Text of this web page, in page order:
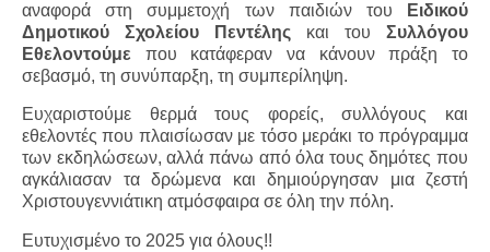
αναφορά στη συμμετοχή των παιδιών του
Ειδικού
Δημοτικού Σχολείου Πεντέλης και του Συλλόγου
Εθελοντούμε που κατάφεραν να κάνουν πράξη το
σεβασμό, τη συνύπαρξη, τη συμπερίληψη.
Ευχαριστούμε θερμά τους φορείς, συλλόγους και
εθελοντές που πλαισίωσαν με τόσο μεράκι το πρόγραμμα
των εκδηλώσεων, αλλά πάνω από όλα τους δημότες που
αγκάλιασαν τα δρώμενα και δημιούργησαν μια ζεστή
Χριστουγεννιάτικη ατμόσφαιρα σε όλη την πόλη.
Ευτυχισμένο το 2025 για όλους!!